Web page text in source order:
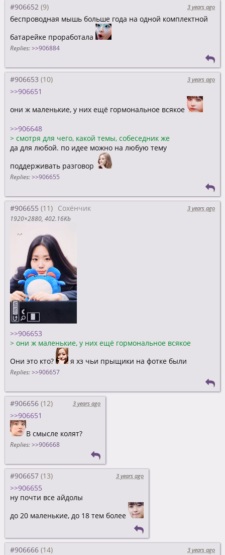
#906652 3 years ago
беспроводная мышь больше года на одной комплектной
батарейке проработала
Replies: >>906884
#906653 3 years ago
>>906651
они ж маленькие, у них ещё гормональное всякое
>>906648
> смотря для чего, какой темы, собеседник же
да для любой. по идее можно на любую тему
поддерживать разговор
Replies: >>906655
#906655 Сохёнчик
3 years ago
1920×2880 402.16Kb
>>906653
> они ж маленькие, у них ещё гормональное всякое
Они это кто?
я хз чьи прыщики на фотке были
Replies: >>906657
#906656 3 years ago
>>906651
В смысле колят?
Replies: >>906668
#906657 3 years ago
>>906655
ну почти все айдолы
до 20 маленькие, до 18 тем более
#906666
3 years ago